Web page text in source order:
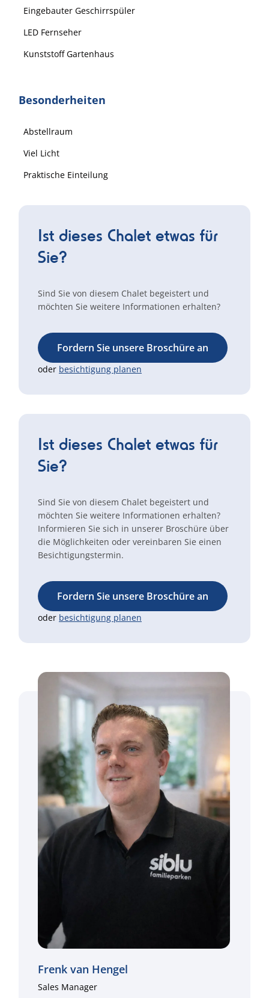
Eingebauter Geschirrspüler
LED Fernseher
Kunststoff Gartenhaus
Besonderheiten
Abstellraum
Viel Licht
Praktische Einteilung
Ist dieses Chalet etwas für
Sie?
Sind Sie von diesem Chalet begeistert und
möchten Sie weitere Informationen erhalten?
Fordern Sie unsere Broschüre an
oder besichtigung planen
Ist dieses Chalet etwas für
Sie?
Sind Sie von diesem Chalet begeistert und
möchten Sie weitere Informationen erhalten?
Informieren Sie sich in unserer Broschüre über
die Möglichkeiten oder vereinbaren Sie einen
Besichtigungstermin.
Fordern Sie unsere Broschüre an
oder besichtigung planen
Frenk van Hengel
Sales Manager